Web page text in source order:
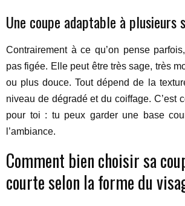
Une coupe adaptable à plusieurs
Contrairement à ce qu’on pense
pas figée. Elle peut être très sage, très
ou plus douce. Tout dépend de la
niveau de dégradé et du coiffage. C’est
pour toi : tu peux garder une base
l’ambiance.
Comment bien choisir sa
courte selon la forme du